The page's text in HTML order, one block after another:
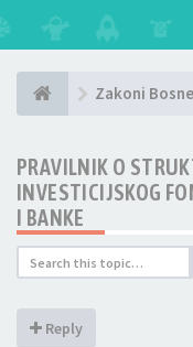
Zakoni
PRAVILNIK O
INVESTICIJSKOG
I BANKE
Reply